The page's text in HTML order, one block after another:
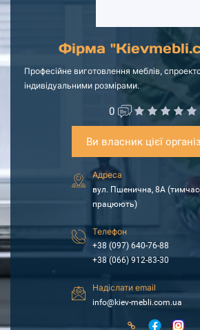
Фірма
Професійне виготовлення меблів,
індивідуальними розмірами.
0
Ви власник цієї
Адреса
вул. Пшенична, 8А
працюють)
Телефон
+38 (097) 640-76-88
+38 (066) 912-83-30
Надіслати email
info@kiev-mebli.com.ua